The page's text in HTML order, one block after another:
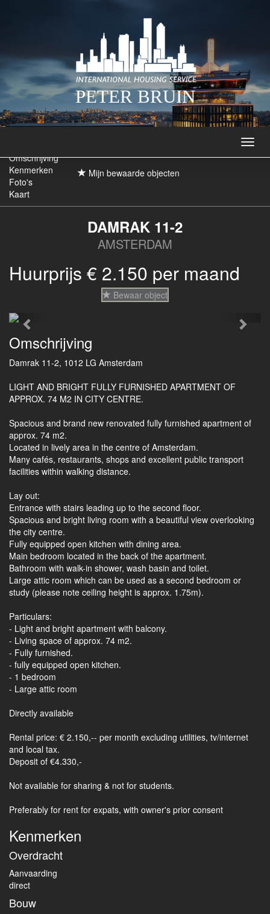
PETER BRUIN
Mijn bewaarde objecten
Omschrijving
Kenmerken
Foto's
Kaart
DAMRAK 11-2
AMSTERDAM
Huurprijs € 2.150 per maand
Bewaar object
Previous Next
Omschrijving
Damrak 11-2, 1012 LG Amsterdam
LIGHT AND BRIGHT FULLY FURNISHED APARTMENT OF
APPROX. 74 M2 IN CITY CENTRE.
Spacious and brand new renovated fully furnished apartment of
approx. 74 m2.
Located in lively area in the centre of Amsterdam.
Many cafés, restaurants, shops and excellent public transport
facilities within walking distance.
Lay out:
Entrance with stairs leading up to the second floor.
Spacious and bright living room with a beautiful view overlooking
the city centre.
Fully equipped open kitchen with dining area.
Main bedroom located in the back of the apartment.
Bathroom with walk-in shower, wash basin and toilet.
Large attic room which can be used as a second bedroom or
study (please note ceiling height is approx. 1.75m).
Particulars:
- Light and bright apartment with balcony.
- Living space of approx. 74 m2.
- Fully furnished.
- fully equipped open kitchen.
- 1 bedroom
- Large attic room
Directly available
Rental price: € 2.150,-- per month excluding utilities, tv/internet
and local tax.
Deposit of €4.330,-
Not available for sharing & not for students.
Preferably for rent for expats, with owner's prior consent
Kenmerken
Overdracht
Aanvaarding
direct
Bouw